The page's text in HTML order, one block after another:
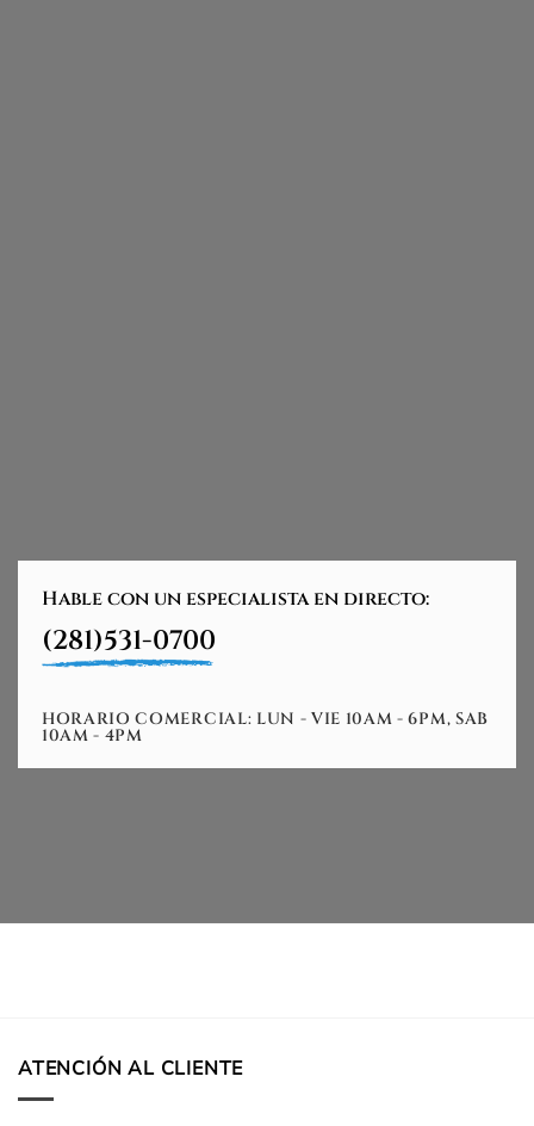
Hable con un especialista en directo:
(281)531-0700
HORARIO COMERCIAL: LUN - VIE 10AM - 6PM, SAB
10AM - 4PM
ATENCIÓN AL CLIENTE